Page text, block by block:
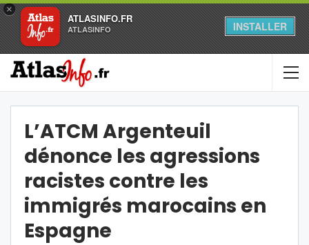
×
ATLASINFO.FR
ATLASINFO INSTALLER
L’ATCM Argenteuil
dénonce les agressions
racistes contre les
immigrés marocains en
Espagne